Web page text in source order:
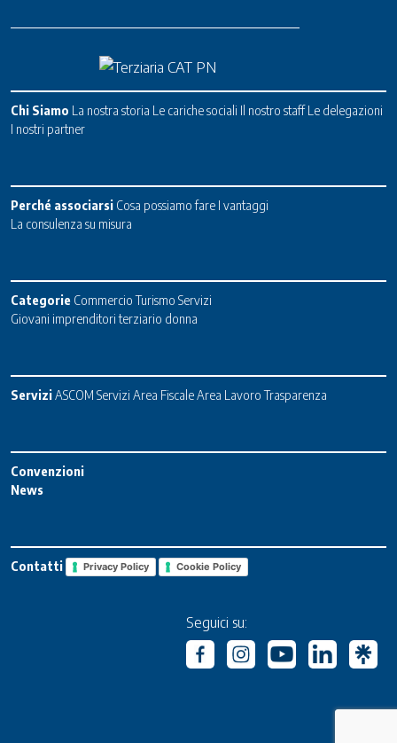
Chi Siamo La nostra storia Le cariche sociali Il nostro staff Le delegazioni
I nostri partner
Perché associarsi Cosa possiamo fare I vantaggi
La consulenza su misura
Categorie Commercio Turismo Servizi
Giovani imprenditori terziario donna
ServiziASCOM Servizi Area FiscaleArea Lavoro Trasparenza
Convenzioni
News
Contatti Privacy Policy Cookie Policy
Seguici su: